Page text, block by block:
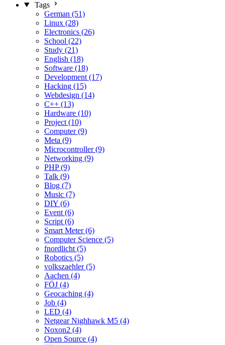
Tags
German (51)
Linux (28)
Electronics (26)
School (22)
Study (21)
English (18)
Software (18)
Development (17)
Hacking (15)
Webdesign (14)
C++ (13)
Hardware (10)
Project (10)
Computer (9)
Meta (9)
Microcontroller (9)
Networking (9)
PHP (9)
Talk (9)
Blog (7)
Music (7)
DIY (6)
Event (6)
Script (6)
Smart Meter (6)
Computer Science (5)
fnordlicht (5)
Robotics (5)
volkszaehler (5)
Aachen (4)
FÖJ (4)
Geocaching (4)
Job (4)
LED (4)
Netgear Nighhawk M5 (4)
Noxon2 (4)
Open Source (4)